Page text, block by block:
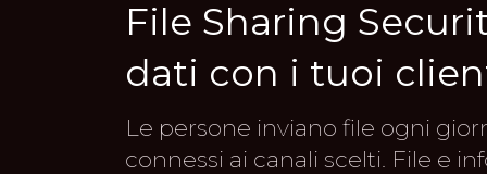
File Sharing
dati con i tuoi
Le persone inviano file ogni
connessi ai canali scelti. File e